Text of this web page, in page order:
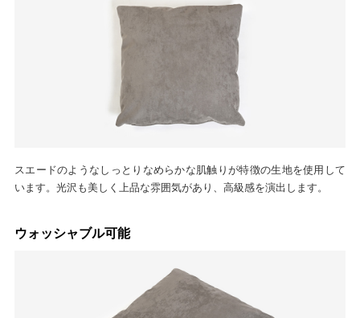
スエードのようなしっとりなめらかな肌触りが特徴の生地を使用して
います。光沢も美しく上品な雰囲気があり、高級感を演出します。
ウォッシャブル可能